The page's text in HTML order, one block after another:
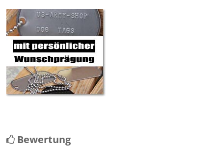
Bewertung